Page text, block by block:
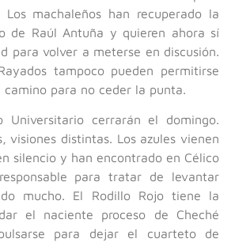
Los machaleños han recuperado la
de Raúl Antuña y quieren ahora sí
para volver a meterse en discusión.
tampoco pueden permitirse
camino para no ceder la punta.
Universitario cerrarán el domingo.
visiones distintas. Los azules vienen
silencio y han encontrado en Célico
para tratar de levantar
mucho. El Rodillo Rojo tiene la
el naciente proceso de Cheché
para dejar el cuarteto de